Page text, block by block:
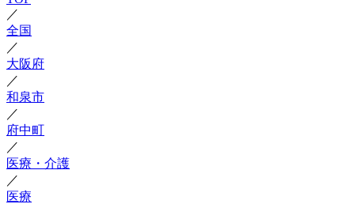
／
全国
／
大阪府
／
和泉市
／
府中町
／
医療・介護
／
医療